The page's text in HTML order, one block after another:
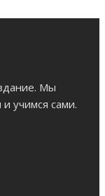
Мы
учимся сами.